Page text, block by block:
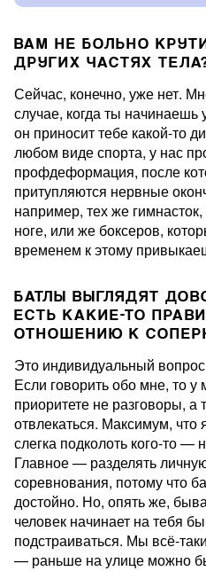
ВАМ НЕ БОЛЬНО
ДРУГИХ ЧАСТЯХ
Сейчас, конечно, уже нет.
случае, когда ты начинаешь
он приносит тебе какой-то
любом виде спорта, у нас
профдеформация, после
притупляются нервные
например, тех же
ноге, или же боксеров,
временем к этому
БАТЛЫ ВЫГЛЯДЯТ
ЕСТЬ КАКИЕ-ТО
ОТНОШЕНИЮ К
Это индивидуальный
Если говорить обо мне, то у
приоритете не разговоры, а
отвлекаться. Максимум, что
слегка подколоть кого-то —
Главное — разделять
соревнования, потому что
достойно. Но, опять же,
человек начинает на тебя
подстраиваться. Мы всё-
— раньше на улице можно